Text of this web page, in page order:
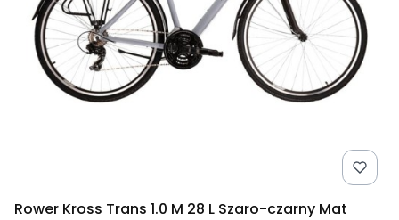
Rower Kross Trans 1.0 M 28 L Szaro-czarny Mat